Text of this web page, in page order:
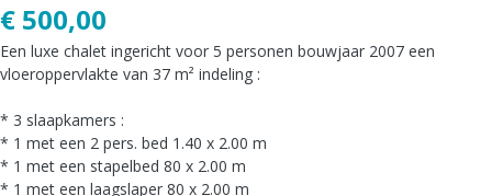
€ 500,00
Een luxe chalet ingericht voor 5 personen bouwjaar 2007 een
vloeroppervlakte van 37 m² indeling :
* 3 slaapkamers :
* 1 met een 2 pers. bed 1.40 x 2.00 m
* 1 met een stapelbed 80 x 2.00 m
* 1 met een laagslaper 80 x 2.00 m